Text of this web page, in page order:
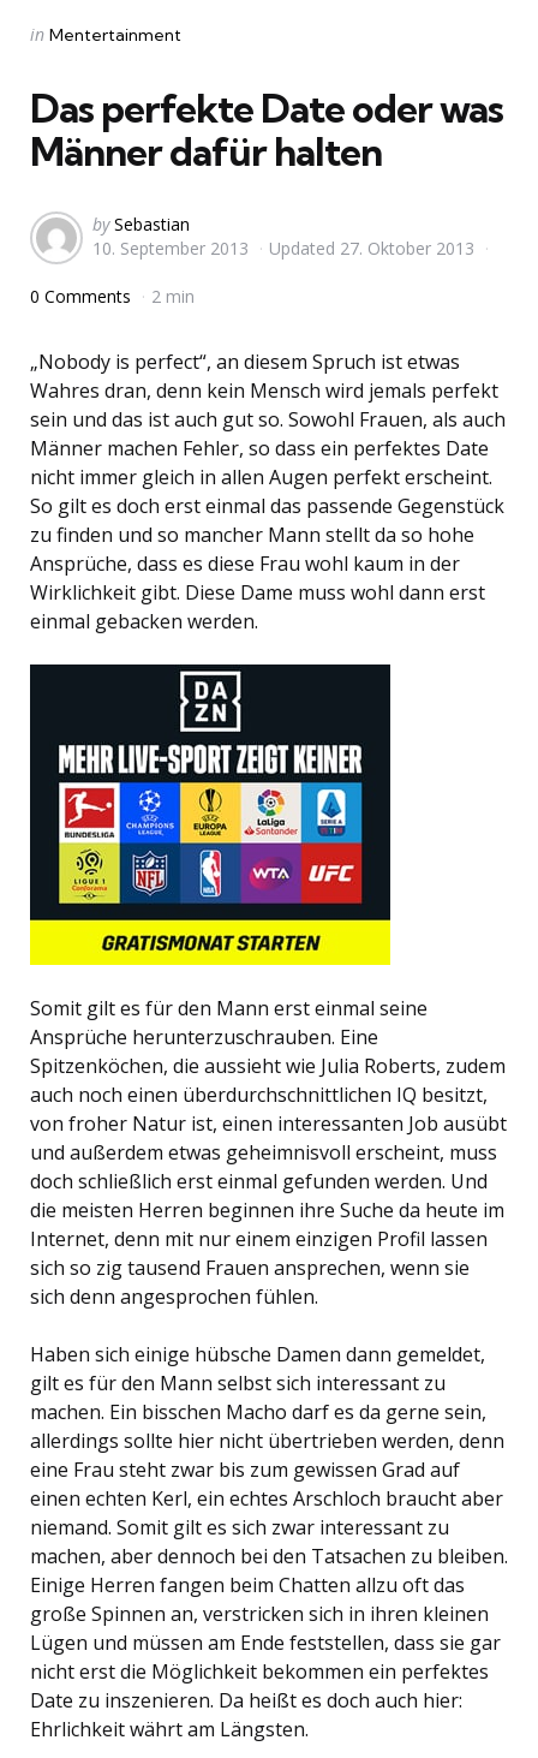
Categories
Posted
in Mentertainment
Das perfekte Date oder was
Männer dafür halten
Posted
by
by Sebastian
10. September 2013
Updated 27. Oktober 2013
0 Comments 2 min
„Nobody is perfect“, an diesem Spruch ist etwas
Wahres dran, denn kein Mensch wird jemals perfekt
sein und das ist auch gut so. Sowohl Frauen, als auch
Männer machen Fehler, so dass ein perfektes Date
nicht immer gleich in allen Augen perfekt erscheint.
So gilt es doch erst einmal das passende Gegenstück
zu finden und so mancher Mann stellt da so hohe
Ansprüche, dass es diese Frau wohl kaum in der
Wirklichkeit gibt. Diese Dame muss wohl dann erst
einmal gebacken werden.
Somit gilt es für den Mann erst einmal seine
Ansprüche herunterzuschrauben. Eine
Spitzenköchen, die aussieht wie Julia Roberts, zudem
auch noch einen überdurchschnittlichen IQ besitzt,
von froher Natur ist, einen interessanten Job ausübt
und außerdem etwas geheimnisvoll erscheint, muss
doch schließlich erst einmal gefunden werden. Und
die meisten Herren beginnen ihre Suche da heute im
Internet, denn mit nur einem einzigen Profil lassen
sich so zig tausend Frauen ansprechen, wenn sie
sich denn angesprochen fühlen.
Haben sich einige hübsche Damen dann gemeldet,
gilt es für den Mann selbst sich interessant zu
machen. Ein bisschen Macho darf es da gerne sein,
allerdings sollte hier nicht übertrieben werden, denn
eine Frau steht zwar bis zum gewissen Grad auf
einen echten Kerl, ein echtes Arschloch braucht aber
niemand. Somit gilt es sich zwar interessant zu
machen, aber dennoch bei den Tatsachen zu bleiben.
Einige Herren fangen beim Chatten allzu oft das
große Spinnen an, verstricken sich in ihren kleinen
Lügen und müssen am Ende feststellen, dass sie gar
nicht erst die Möglichkeit bekommen ein perfektes
Date zu inszenieren. Da heißt es doch auch hier:
Ehrlichkeit währt am Längsten.